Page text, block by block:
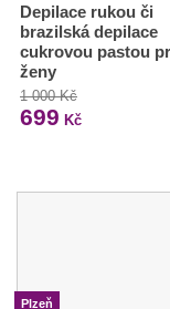
Depilace rukou či
brazilská depilace
cukrovou pastou
ženy
1 000 Kč
699 Kč
Plzeň